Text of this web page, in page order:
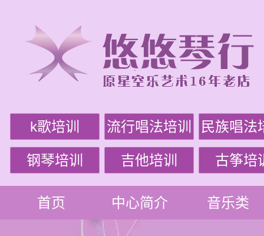
k歌培训 流行唱法培训 民族唱法
钢琴培训 吉他培训 古筝培
首页 中心简介 音乐类